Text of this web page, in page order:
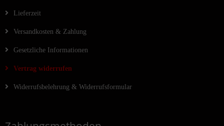
Lieferzeit
Versandkosten & Zahlung
Gesetzliche Informationen
Vertrag widerrufen
Widerrufsbelehrung & Widerrufsformular